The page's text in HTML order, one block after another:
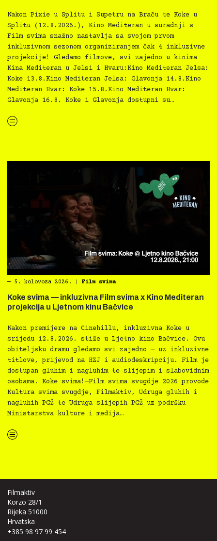
Nakon Pixie u Splitu i Supetru na Braču te Koke u
Splitu (12.8.2026.), Kino Mediteran u suradnji s
Film svima snažno nastavlja sa svojom prvom
inkluzivnom sezonom organiziranjem čak 4 inkluzivne
projekcije! Gledamo filmove, svi zajedno u kinima
Kina Mediteran u Jelsi i Hvaru:Kino Mediteran Jelsa:
Koke 13.8.Kino Mediteran Jelsa: Glavonja 14.8.Kino
Mediteran Hvar: Koke 15.8.Kino Mediteran Hvar:
Glavonja 16.8. Koke i Glavonja dostupni su…
“Kino Mediteran i Film svima nastavljaju inkluzivnu turneju na Hvaru”
― 5. kolovoza 2026. Film svima
Koke svima — inkluzivna Film svima x Kino Mediteran
projekcija u Ljetnom kinu Bačvice
Nakon premijere na Cinehillu, inkluzivna Koke u
srijedu 12.8.2026. stiže u Ljetno kino Bačvice. Ovu
obiteljsku dramu gledamo svi zajedno — uz inkluzivne
titlove, prijevod na HZJ i audiodeskripciju. Film je
dostupan gluhim i nagluhim te slijepim i slabovidnim
osobama. Koke svima!—Film svima svugdje 2026 provode
Kultura svima svugdje, Filmaktiv, Udruga gluhih i
nagluhih PGŽ te Udruga slijepih PGŽ uz podršku
Ministarstva kulture i medija…
“Koke svima — inkluzivna Film svima x Kino Mediteran projekcija u Ljetnom kinu Bačvice”
Filmaktiv
Korzo 28/1
Rijeka 51000
Hrvatska
+385 98 97 99 454